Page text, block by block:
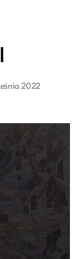
2022